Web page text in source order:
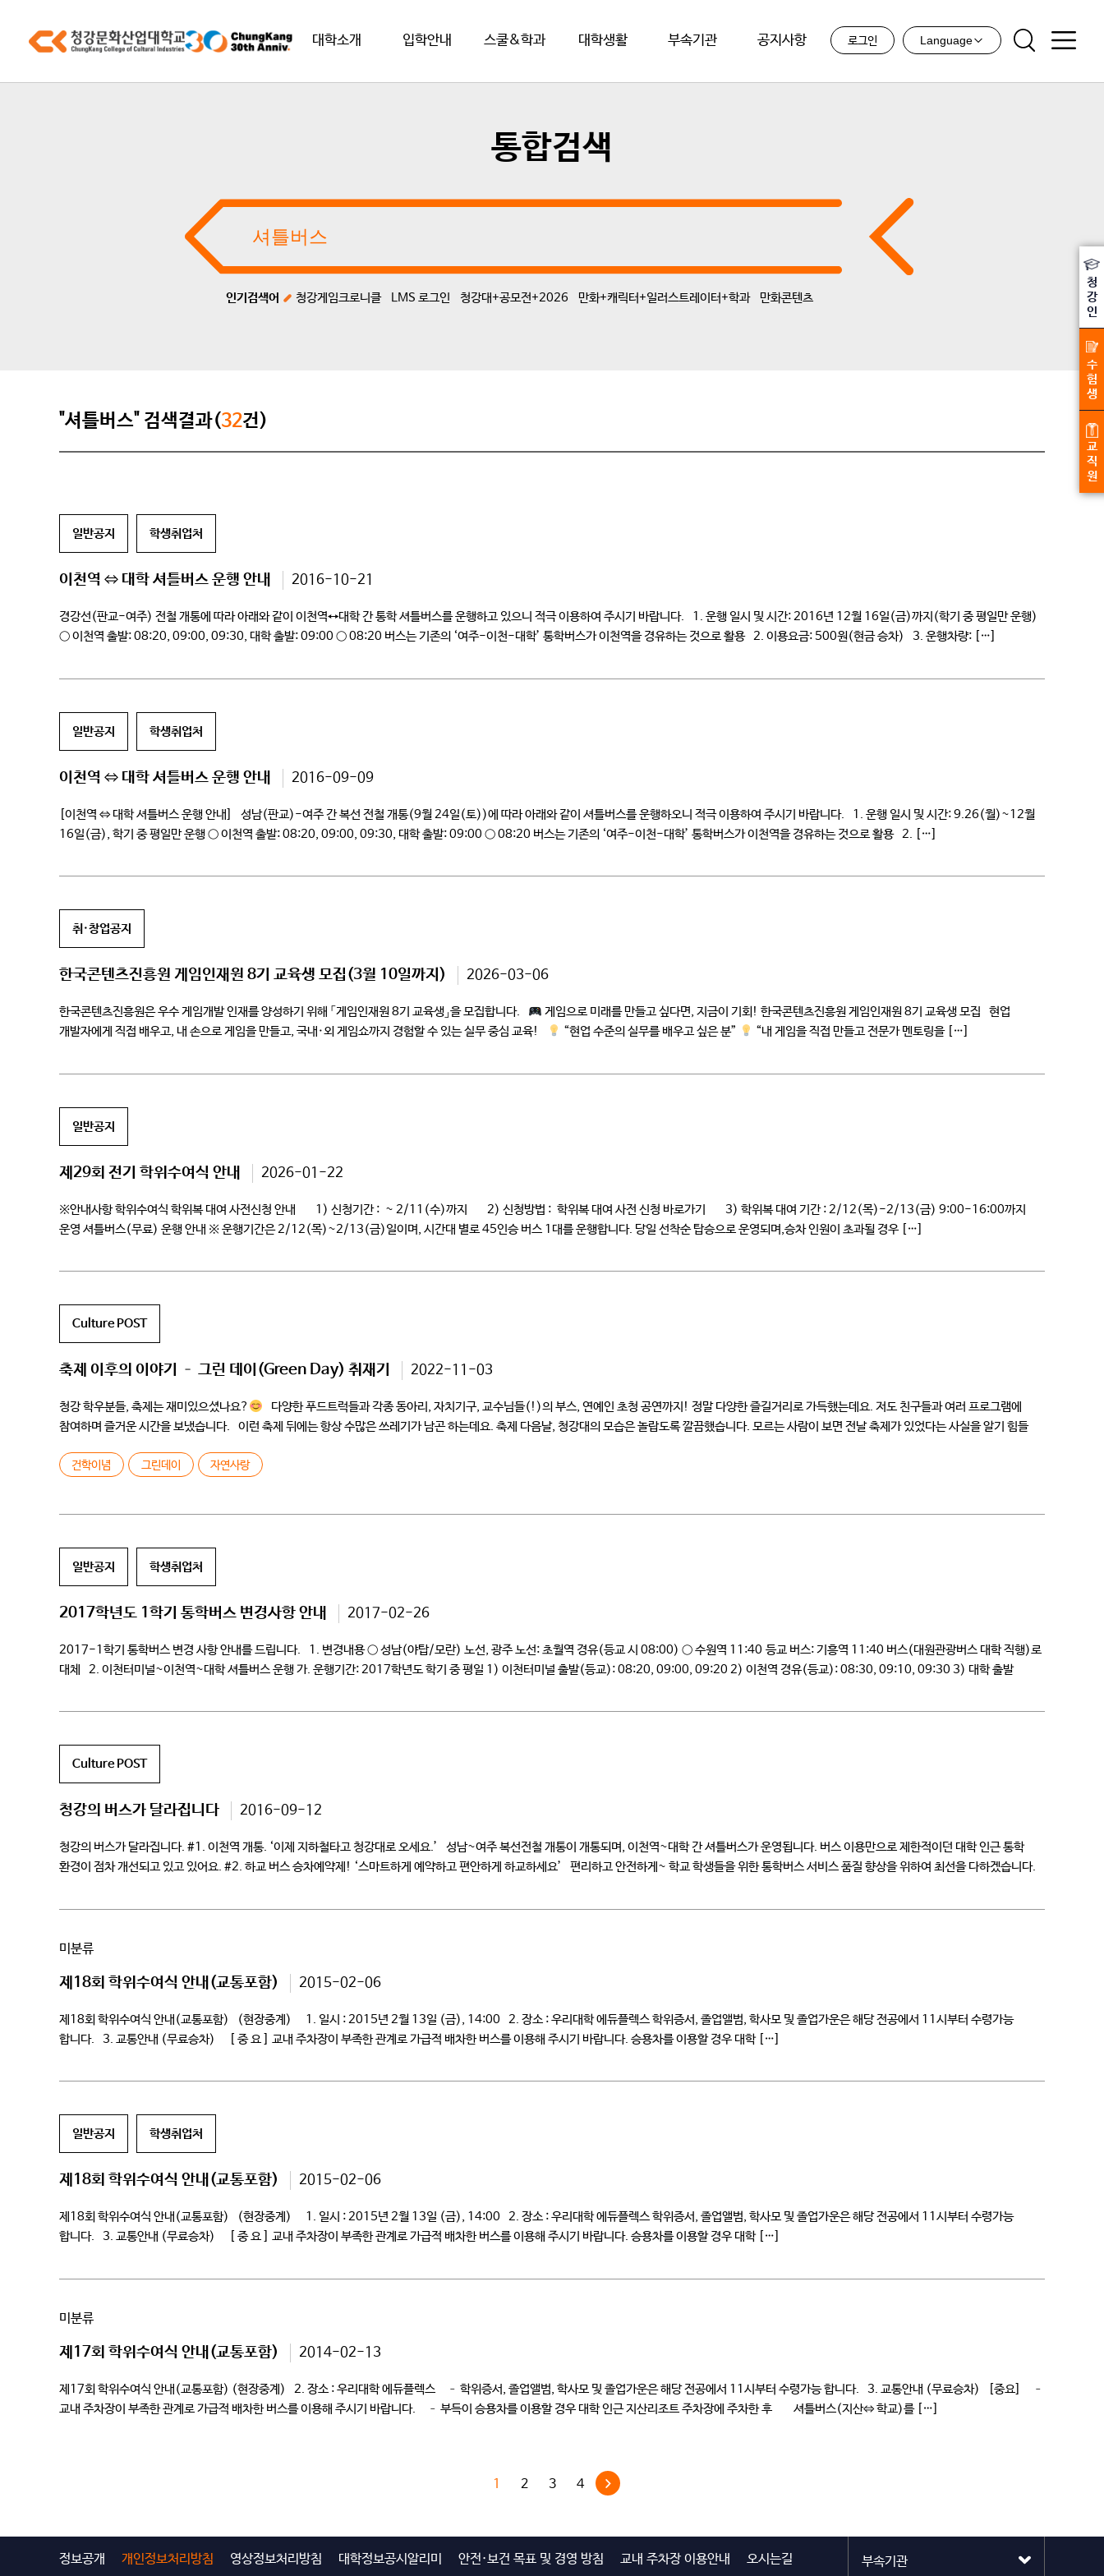
대학소개 입학안내 스쿨&학과 대학생활 부속기관 공지사항 로그인 Language
통합검색
인기검색어 청강게임크로니클 LMS 로그인 청강대+공모전+2026 만화+캐릭터+일러스트레이터+학과 만화콘텐츠
"셔틀버스" 검색결과(32건)
일반공지 학생취업처
이천역 ⇔ 대학 셔틀버스 운행 안내 2016-10-21
경강선(판교-여주) 전철 개통에 따라 아래와 같이 이천역↔대학 간 통학 셔틀버스를 운행하고 있으니 적극 이용하여 주시기 바랍니다. 1. 운행 일시 및 시간: 2016년 12월 16일(금)까지(학기 중 평일만 운행)
○ 이천역 출발: 08:20, 09:00, 09:30, 대학 출발: 09:00 ○ 08:20 버스는 기존의 ‘여주-이천-대학’ 통학버스가 이천역을 경유하는 것으로 활용 2. 이용요금: 500원(현금 승차) 3. 운행차량: […]
일반공지 학생취업처
이천역 ⇔ 대학 셔틀버스 운행 안내 2016-09-09
[이천역 ⇔ 대학 셔틀버스 운행 안내] 성남(판교)-여주 간 복선 전철 개통(9월 24일(토))에 따라 아래와 같이 셔틀버스를 운행하오니 적극 이용하여 주시기 바랍니다. 1. 운행 일시 및 시간: 9.26(월)~12월
16일(금), 학기 중 평일만 운행 ○ 이천역 출발: 08:20, 09:00, 09:30, 대학 출발: 09:00 ○ 08:20 버스는 기존의 ‘여주-이천-대학’ 통학버스가 이천역을 경유하는 것으로 활용 2. […]
취·창업공지
한국콘텐츠진흥원 게임인재원 8기 교육생 모집(3월 10일까지) 2026-03-06
한국콘텐츠진흥원은 우수 게임개발 인재를 양성하기 위해 「게임인재원 8기 교육생」을 모집합니다.
게임으로 미래를 만들고 싶다면, 지금이 기회! 한국콘텐츠진흥원 게임인재원 8기 교육생 모집 현업
개발자에게 직접 배우고, 내 손으로 게임을 만들고, 국내·외 게임쇼까지 경험할 수 있는 실무 중심 교육!
“현업 수준의 실무를 배우고 싶은 분” “내 게임을 직접 만들고 전문가 멘토링을 […]
일반공지
제29회 전기 학위수여식 안내 2026-01-22
※안내사항 학위수여식 학위복 대여 사전신청 안내 1) 신청기간 : ~ 2/11(수)까지 2) 신청방법 : 학위복 대여 사전 신청 바로가기 3) 학위복 대여 기간 : 2/12(목)-2/13(금) 9:00-16:00까지
운영 셔틀버스(무료) 운행 안내 ※ 운행기간은 2/12(목)~2/13(금)일이며, 시간대 별로 45인승 버스 1대를 운행합니다. 당일 선착순 탑승으로 운영되며,승차 인원이 초과될 경우 […]
Culture POST
축제 이후의 이야기 – 그린 데이(Green Day) 취재기 2022-11-03
청강 학우분들, 축제는 재미있으셨나요?
다양한 푸드트럭들과 각종 동아리, 자치기구, 교수님들(!)의 부스, 연예인 초청 공연까지! 정말 다양한 즐길거리로 가득했는데요. 저도 친구들과 여러 프로그램에
참여하며 즐거운 시간을 보냈습니다. 이런 축제 뒤에는 항상 수많은 쓰레기가 남곤 하는데요. 축제 다음날, 청강대의 모습은 놀랍도록 깔끔했습니다. 모르는 사람이 보면 전날 축제가 있었다는 사실을 알기 힘들
건학이념 그린데이 자연사랑
일반공지 학생취업처
2017학년도 1학기 통학버스 변경사항 안내 2017-02-26
2017-1학기 통학버스 변경 사항 안내를 드립니다. 1. 변경내용 ○ 성남(야탑/모란) 노선, 광주 노선: 초월역 경유(등교 시 08:00) ○ 수원역 11:40 등교 버스: 기흥역 11:40 버스(대원관광버스 대학 직행)로
대체 2. 이천터미널~이천역~대학 셔틀버스 운행 가. 운행기간: 2017학년도 학기 중 평일 1) 이천터미널 출발(등교): 08:20, 09:00, 09:20 2) 이천역 경유(등교): 08:30, 09:10, 09:30 3) 대학 출발
Culture POST
청강의 버스가 달라집니다 2016-09-12
청강의 버스가 달라집니다. #1. 이천역 개통. ‘이제 지하철타고 청강대로 오세요.’ 성남~여주 복선전철 개통이 개통되며, 이천역~대학 간 셔틀버스가 운영됩니다. 버스 이용만으로 제한적이던 대학 인근 통학
환경이 점차 개선되고 있고 있어요. #2. 하교 버스 승차예약제! ‘스마트하게 예약하고 편안하게 하교하세요’ 편리하고 안전하게~ 학교 학생들을 위한 통학버스 서비스 품질 향상을 위하여 최선을 다하겠습니다.
미분류
제18회 학위수여식 안내(교통포함) 2015-02-06
제18회 학위수여식 안내(교통포함) (현장중계) 1. 일시 : 2015년 2월 13일 (금), 14:00 2. 장소 : 우리대학 에듀플렉스 학위증서, 졸업앨범, 학사모 및 졸업가운은 해당 전공에서 11시부터 수령가능
합니다. 3. 교통안내 (무료승차) [ 중 요 ] 교내 주차장이 부족한 관계로 가급적 배차한 버스를 이용해 주시기 바랍니다. 승용차를 이용할 경우 대학 […]
일반공지 학생취업처
제18회 학위수여식 안내(교통포함) 2015-02-06
제18회 학위수여식 안내(교통포함) (현장중계) 1. 일시 : 2015년 2월 13일 (금), 14:00 2. 장소 : 우리대학 에듀플렉스 학위증서, 졸업앨범, 학사모 및 졸업가운은 해당 전공에서 11시부터 수령가능
합니다. 3. 교통안내 (무료승차) [ 중 요 ] 교내 주차장이 부족한 관계로 가급적 배차한 버스를 이용해 주시기 바랍니다. 승용차를 이용할 경우 대학 […]
미분류
제17회 학위수여식 안내(교통포함) 2014-02-13
제17회 학위수여식 안내(교통포함) (현장중계) 2. 장소 : 우리대학 에듀플렉스 – 학위증서, 졸업앨범, 학사모 및 졸업가운은 해당 전공에서 11시부터 수령가능 합니다. 3. 교통안내 (무료승차) [중요] –
교내 주차장이 부족한 관계로 가급적 배차한 버스를 이용해 주시기 바랍니다. – 부득이 승용차를 이용할 경우 대학 인근 지산리조트 주차장에 주차한 후 셔틀버스(지산⇔ 학교)를 […]
1 2 3 4
정보공개 개인정보처리방침 영상정보처리방침 대학정보공시알리미 안전·보건 목표 및 경영 방침 교내 주차장 이용안내 오시는길
청
강
인
수
험
생
교
직
원